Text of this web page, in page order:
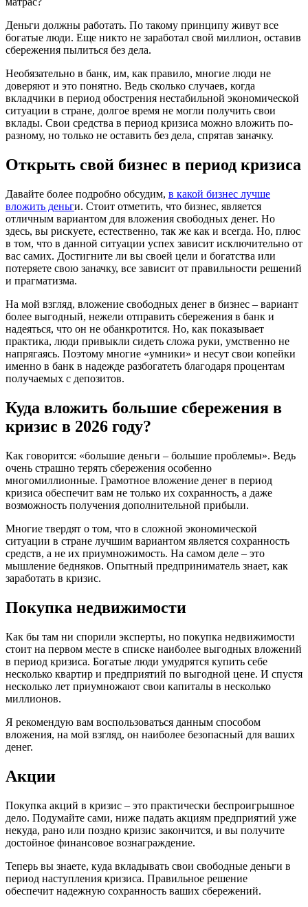
Деньги должны работать. По такому принципу живут все
богатые люди. Еще никто не заработал свой миллион, оставив
сбережения пылиться без дела.
Необязательно в банк, им, как правило, многие люди не
доверяют и это понятно. Ведь сколько случаев, когда
вкладчики в период обострения нестабильной экономической
ситуации в стране, долгое время не могли получить свои
вклады. Свои средства в период кризиса можно вложить по-
разному, но только не оставить без дела, спрятав заначку.
Открыть свой бизнес в период кризиса
Давайте более подробно обсудим, в какой бизнес лучше
вложить деньги. Стоит отметить, что бизнес, является
отличным вариантом для вложения свободных денег. Но
здесь, вы рискуете, естественно, так же как и всегда. Но, плюс
в том, что в данной ситуации успех зависит исключительно от
вас самих. Достигните ли вы своей цели и богатства или
потеряете свою заначку, все зависит от правильности решений
и прагматизма.
На мой взгляд, вложение свободных денег в бизнес – вариант
более выгодный, нежели отправить сбережения в банк и
надеяться, что он не обанкротится. Но, как показывает
практика, люди привыкли сидеть сложа руки, умственно не
напрягаясь. Поэтому многие «умники» и несут свои копейки
именно в банк в надежде разбогатеть благодаря процентам
получаемых с депозитов.
Куда вложить большие сбережения в
кризис в 2026 году?
Как говорится: «большие деньги – большие проблемы». Ведь
очень страшно терять сбережения особенно
многомиллионные. Грамотное вложение денег в период
кризиса обеспечит вам не только их сохранность, а даже
возможность получения дополнительной прибыли.
Многие твердят о том, что в сложной экономической
ситуации в стране лучшим вариантом является сохранность
средств, а не их приумножимость. На самом деле – это
мышление бедняков. Опытный предприниматель знает, как
заработать в кризис.
Покупка недвижимости
Как бы там ни спорили эксперты, но покупка недвижимости
стоит на первом месте в списке наиболее выгодных вложений
в период кризиса. Богатые люди умудрятся купить себе
несколько квартир и предприятий по выгодной цене. И спустя
несколько лет приумножают свои капиталы в несколько
миллионов.
Я рекомендую вам воспользоваться данным способом
вложения, на мой взгляд, он наиболее безопасный для ваших
денег.
Акции
Покупка акций в кризис – это практически беспроигрышное
дело. Подумайте сами, ниже падать акциям предприятий уже
некуда, рано или поздно кризис закончится, и вы получите
достойное финансовое вознаграждение.
Теперь вы знаете, куда вкладывать свои свободные деньги в
период наступления кризиса. Правильное решение
обеспечит надежную сохранность ваших сбережений.